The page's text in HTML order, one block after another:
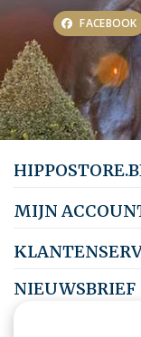
FACEBOOK
MIJN
NIEUWSBRIEF
Abonneer je op